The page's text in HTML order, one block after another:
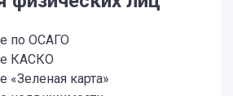
по ОСАГО
КАСКО
«Зеленая карта»